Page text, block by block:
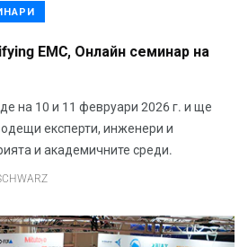
EMC, Онлайн семинар на
на 10 и 11 февруари 2026 г. и ще
експерти, инженери и
и академичните среди.